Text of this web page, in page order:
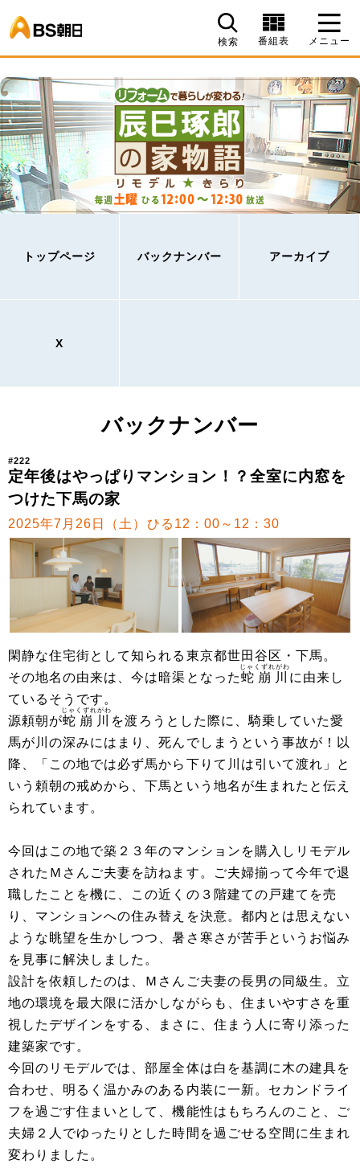
検索 番組表 メニュー
トップページ バックナンバー アーカイブ
X
バックナンバー
#222
定年後はやっぱりマンション！？全室に内窓を
つけた下馬の家
2025年7月26日（土）ひる12：00～12：30
閑静な住宅街として知られる東京都世田谷区・下馬。
その地名の由来は、今は暗渠となった蛇崩川
じゃくずれがわ
に由来し
ているそうです。
源頼朝が蛇崩川
じゃくずれがわ
を渡ろうとした際に、騎乗していた愛
馬が川の深みにはまり、死んでしまうという事故が！以
降、「この地では必ず馬から下りて川は引いて渡れ」と
いう頼朝の戒めから、下馬という地名が生まれたと伝え
られています。
今回はこの地で築２３年のマンションを購入しリモデル
されたＭさんご夫妻を訪ねます。ご夫婦揃って今年で退
職したことを機に、この近くの３階建ての戸建てを売
り、マンションへの住み替えを決意。都内とは思えない
ような眺望を生かしつつ、暑さ寒さが苦手というお悩み
を見事に解決しました。
設計を依頼したのは、Ｍさんご夫妻の長男の同級生。立
地の環境を最大限に活かしながらも、住まいやすさを重
視したデザインをする、まさに、住まう人に寄り添った
建築家です。
今回のリモデルでは、部屋全体は白を基調に木の建具を
合わせ、明るく温かみのある内装に一新。セカンドライ
フを過ごす住まいとして、機能性はもちろんのこと、ご
夫婦２人でゆったりとした時間を過ごせる空間に生まれ
変わりました。